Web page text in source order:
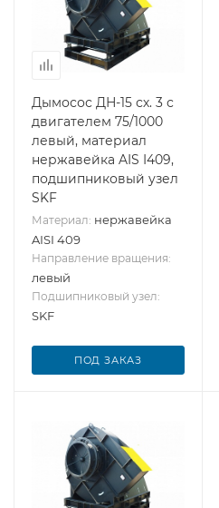
Дымосос ДН-15 сх. 3 с
двигателем 75/1000
левый, материал
нержавейка AIS I409,
подшипниковый узел
SKF
Материал: нержавейка
AISI 409
Направление вращения:
левый
Подшипниковый узел:
SKF
ПОД ЗАКАЗ